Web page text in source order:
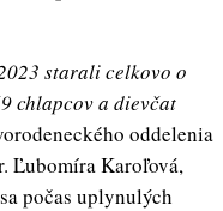
starali celkovo o
chlapcov a dievčat
oddelenia
Ľubomíra Karoľová,
počas uplynulých